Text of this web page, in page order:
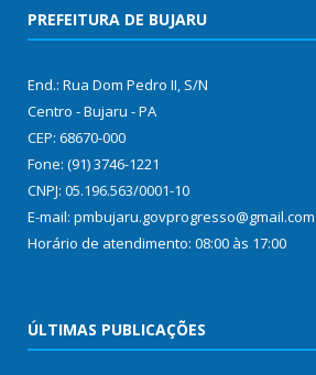
PREFEITURA DE BUJARU
End.: Rua Dom Pedro II, S/N
Centro - Bujaru - PA
CEP: 68670-000
Fone: (91) 3746-1221
CNPJ: 05.196.563/0001-10
E-mail: pmbujaru.govprogresso@gmail.com
Horário de atendimento: 08:00 às 17:00
ÚLTIMAS PUBLICAÇÕES